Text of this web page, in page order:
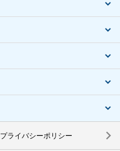
プライバシーポリシー